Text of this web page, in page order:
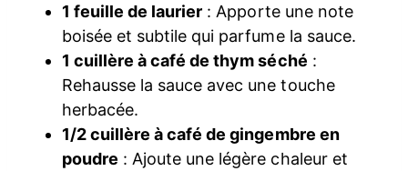
1 feuille de laurier : Apporte une note
boisée et subtile qui parfume la sauce.
1 cuillère à café de thym séché :
Rehausse la sauce avec une touche
herbacée.
1/2 cuillère à café de gingembre en
poudre : Ajoute une légère chaleur et